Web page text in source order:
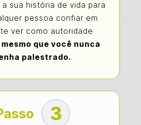
a sua história de vida para
pessoa confiar em
ver como autoridade
mesmo que você nunca
palestrado.
3